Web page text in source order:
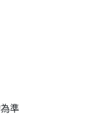
準